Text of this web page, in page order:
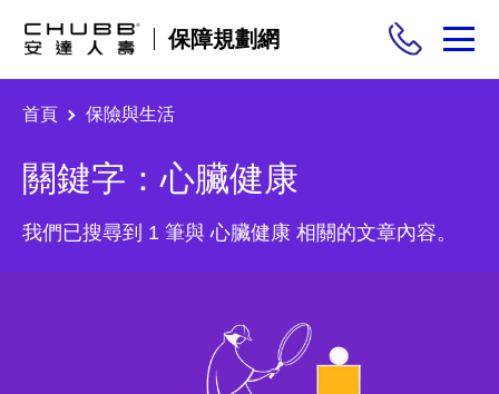
保障規劃網
保險商品
需求分析
首頁 保險與生活
關鍵字：心臟健康
我們已搜尋到 1 筆與 心臟健康 相關的文章內容。